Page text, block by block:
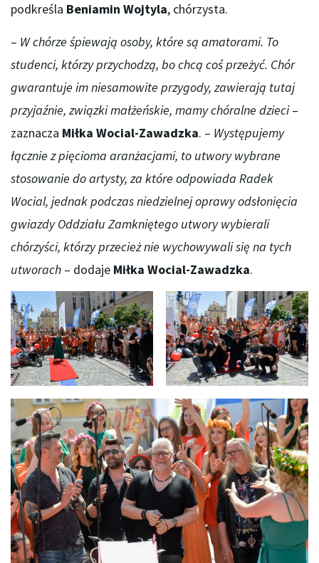
podkreśla Beniamin Wojtyla, chórzysta.
– W chórze śpiewają osoby, które są amatorami. To
studenci, którzy przychodzą, bo chcą coś przeżyć. Chór
gwarantuje im niesamowite przygody, zawierają tutaj
przyjaźnie, związki małżeńskie, mamy chóralne dzieci–
zaznacza Miłka Wocial-Zawadzka. – Występujemy
łącznie z pięcioma aranżacjami, to utwory wybrane
stosowanie do artysty, za które odpowiada Radek
Wocial, jednak podczas niedzielnej oprawy odsłonięcia
gwiazdy Oddziału Zamkniętego utwory wybierali
chórzyści, którzy przecież nie wychowywali się na tych
utworach – dodaje Miłka Wocial-Zawadzka.